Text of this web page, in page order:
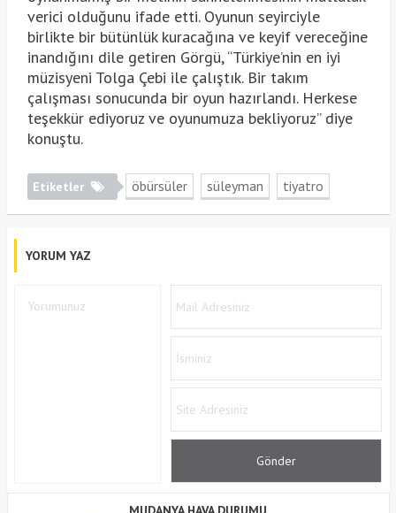
verici olduğunu ifade etti. Oyunun seyirciyle
birlikte bir bütünlük kuracağına ve keyif vereceğine
inandığını dile getiren Görgü, “Türkiye’nin en iyi
müzisyeni Tolga Çebi ile çalıştık. Bir takım
çalışması sonucunda bir oyun hazırlandı. Herkese
teşekkür ediyoruz ve oyunumuza bekliyoruz” diye
konuştu.
Etiketler öbürsüler süleyman tiyatro
YORUM YAZ